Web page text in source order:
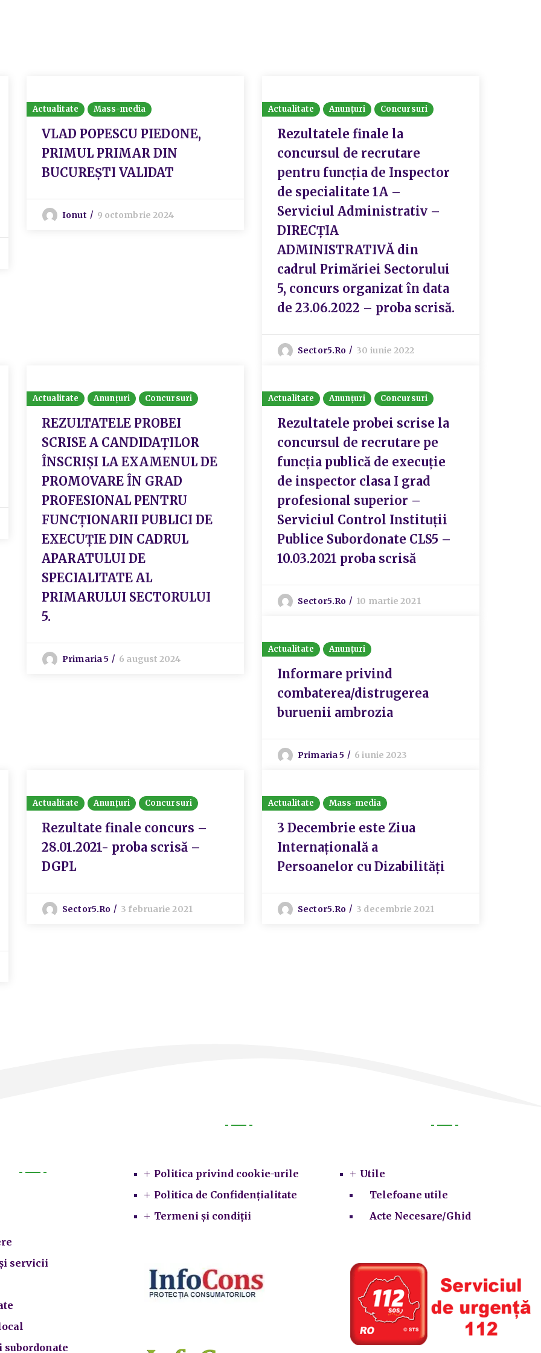
Actualitate Mass-media
VLAD POPESCU PIEDONE,
PRIMUL PRIMAR DIN
BUCUREȘTI VALIDAT
Ionut 9 octombrie 2024
Actualitate Anunțuri Concursuri
Rezultatele finale la
concursul de recrutare
pentru funcția de Inspector
de specialitate 1A –
Serviciul Administrativ –
DIRECȚIA
ADMINISTRATIVĂ din
cadrul Primăriei Sectorului
5, concurs organizat în data
de 23.06.2022 – proba scrisă.
Sector5.ro 30 iunie 2022
Actualitate Anunțuri Concursuri
REZULTATELE PROBEI
SCRISE A CANDIDAŢILOR
ÎNSCRIȘI LA EXAMENUL DE
PROMOVARE ÎN GRAD
PROFESIONAL PENTRU
FUNCȚIONARII PUBLICI DE
EXECUȚIE DIN CADRUL
APARATULUI DE
SPECIALITATE AL
PRIMARULUI SECTORULUI
5.
Primaria 5 6 august 2024
Actualitate Anunțuri Concursuri
Rezultatele probei scrise la
concursul de recrutare pe
funcția publică de execuție
de inspector clasa I grad
profesional superior –
Serviciul Control Instituții
Publice Subordonate CLS5 –
10.03.2021 proba scrisă
Sector5.ro 10 martie 2021
Actualitate Anunțuri
Informare privind
combaterea/distrugerea
buruenii ambrozia
Primaria 5 6 iunie 2023
Actualitate Anunțuri Concursuri
Rezultate finale concurs –
28.01.2021- proba scrisă –
DGPL
Sector5.ro 3 februarie 2021
Actualitate Mass-media
3 Decembrie este Ziua
Internațională a
Persoanelor cu Dizabilități
Sector5.ro 3 decembrie 2021
servicii
Politica privind cookie-urile
Politica de Confidențialitate
Termeni și condiții
Utile
Telefoane utile
Acte Necesare/Ghid